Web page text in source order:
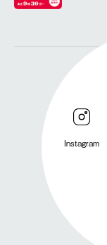
Instagram